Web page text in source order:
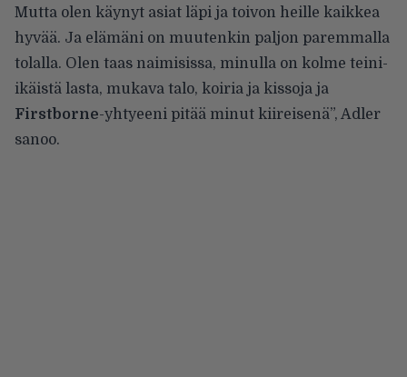
Mutta olen käynyt asiat läpi ja toivon heille kaikkea
hyvää. Ja elämäni on muutenkin paljon paremmalla
tolalla. Olen taas naimisissa, minulla on kolme teini-
ikäistä lasta, mukava talo, koiria ja kissoja ja
Firstborne-yhtyeeni pitää minut kiireisenä”, Adler
sanoo.